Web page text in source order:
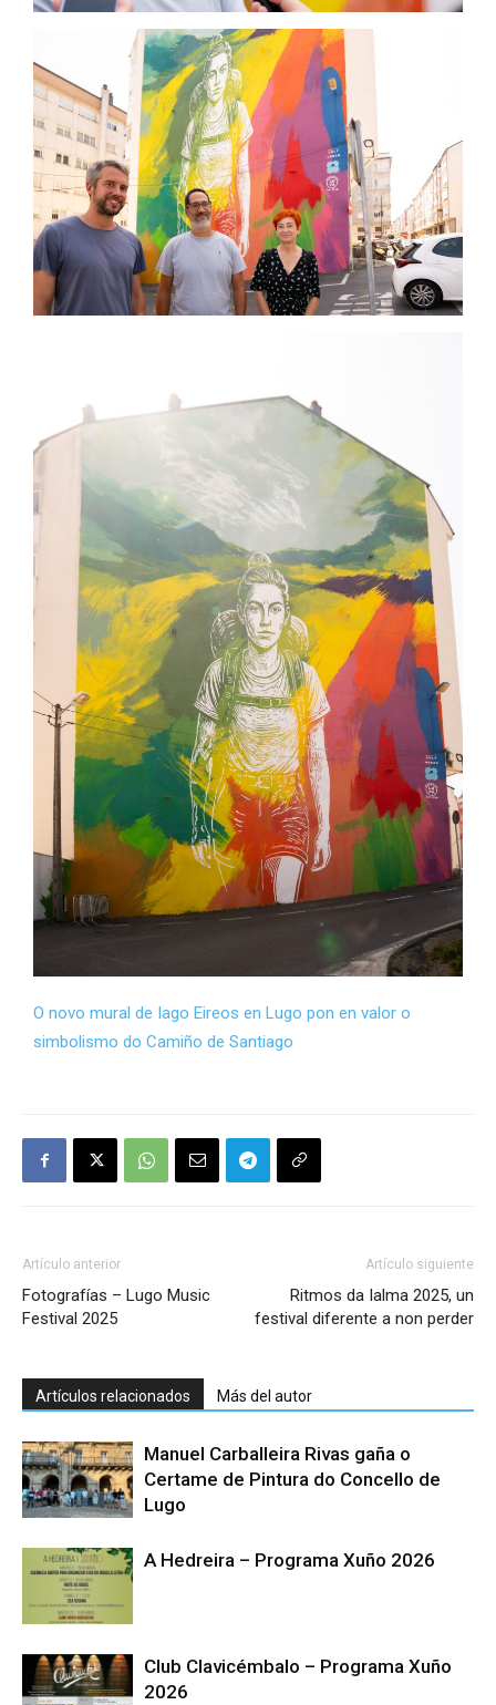
O novo mural de Iago Eireos en Lugo pon en valor o
simbolismo do Camiño de Santiago
Artículo anterior
Fotografías – Lugo Music
Festival 2025
Artículo siguiente
Ritmos da Ialma 2025, un
festival diferente a non perder
Artículos relacionados Más del autor
Manuel Carballeira Rivas gaña o
Certame de Pintura do Concello de
Lugo
A Hedreira – Programa Xuño 2026
Club Clavicémbalo – Programa Xuño
2026